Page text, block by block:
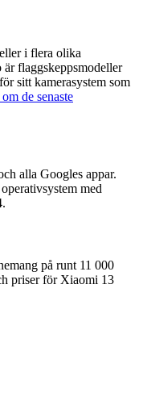
i flera olika
flaggskeppsmodeller
sitt kamerasystem som
de senaste
alla Googles appar.
med
på runt 11 000
priser för Xiaomi 13